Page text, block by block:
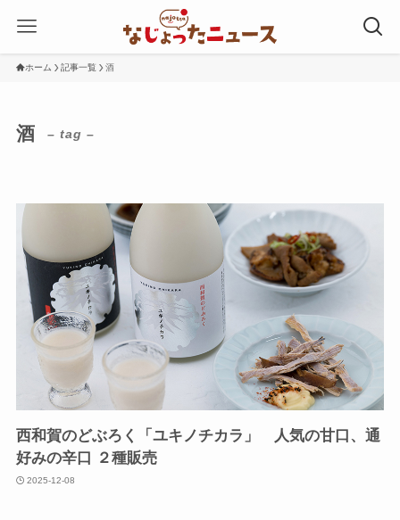
ホーム 記事一覧 酒
酒 – tag –
西和賀のどぶろく「ユキノチカラ」 人気の甘口、通
好みの辛口 ２種販売
2025-12-08